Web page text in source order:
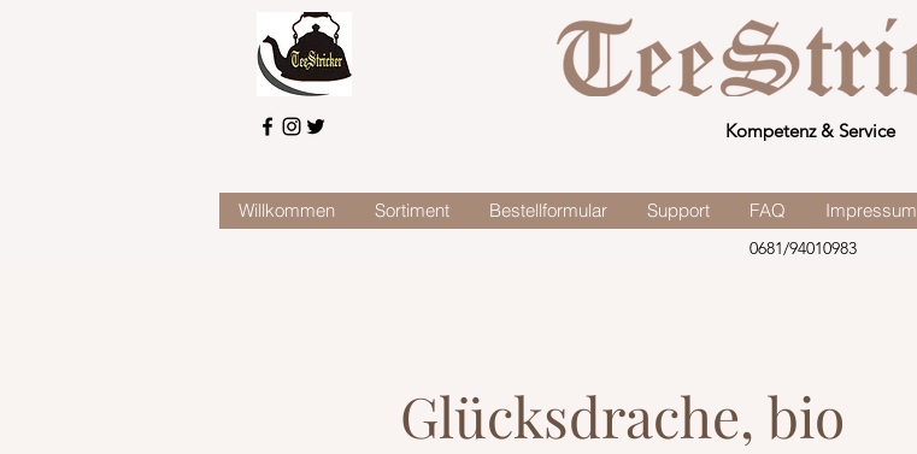
Kompetenz & Service
Willkommen Sortiment Bestellformular Support FAQ Impressum
0681/94010983
Glücksdrache, bio